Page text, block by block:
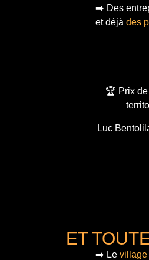
➡️ Des
et déjà des
🏆 Prix de
Luc
ET
➡️ Le village